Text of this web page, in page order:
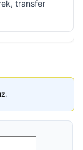
transfer